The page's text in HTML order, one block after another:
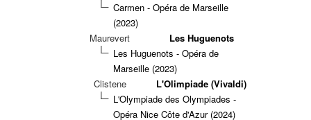
Carmen - Opéra de Marseille
(2023)
Maurevert
Les Huguenots
Les Huguenots - Opéra de
Marseille (2023)
Clistene
L'Olimpiade (Vivaldi)
L'Olympiade des Olympiades -
Opéra Nice Côte d'Azur (2024)